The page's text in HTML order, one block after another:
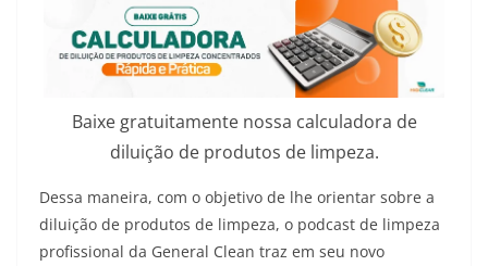
Baixe gratuitamente nossa calculadora de
diluição de produtos de limpeza.
Dessa maneira, com o objetivo de lhe orientar sobre a
diluição de produtos de limpeza, o podcast de limpeza
profissional da General Clean traz em seu novo